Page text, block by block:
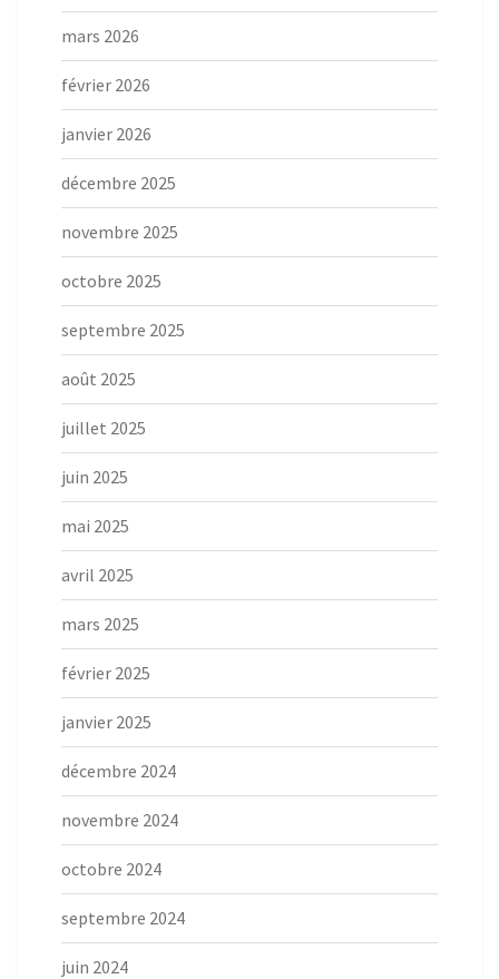
mars 2026
février 2026
janvier 2026
décembre 2025
novembre 2025
octobre 2025
septembre 2025
août 2025
juillet 2025
juin 2025
mai 2025
avril 2025
mars 2025
février 2025
janvier 2025
décembre 2024
novembre 2024
octobre 2024
septembre 2024
juin 2024